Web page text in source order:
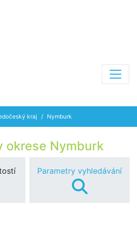
kraj Nymburk
okrese Nymburk
Parametry vyhledávání